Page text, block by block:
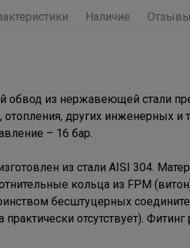
Наличие Отзывы
обвод из нержавеющей стали
других инженерных и
– 16 бар.
из стали AISI 304.
кольца из FPM
бесштуцерных
практически отсутствует).